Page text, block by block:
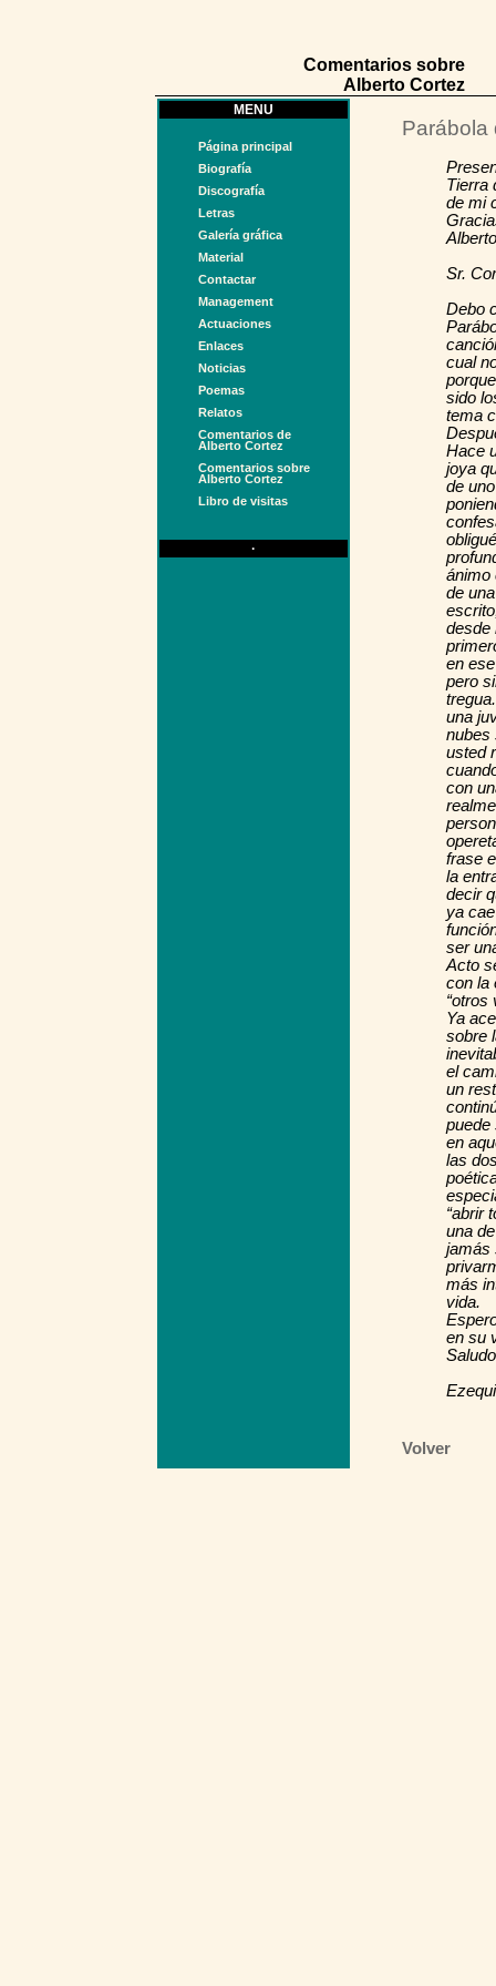
Comentarios sobre
Alberto Cortez
MENU
Página principal
Biografía
Discografía
Letras
Galería gráfica
Material
Contactar
Management
Actuaciones
Enlaces
Noticias
Poemas
Relatos
Comentarios de
Alberto Cortez
Comentarios sobre
Alberto Cortez
Libro de visitas
·
Tierra
de mi
Sr.
Debo
cual
sido
tema
Hace
joya
de
ánimo
de
desde
en
pero
una
nubes
usted
con
frase
la
decir
ya
ser
Acto
con la
“otros
Ya
sobre
el
un
puede
en
las
“abrir
una
jamás
más
vida.
en su
Volver